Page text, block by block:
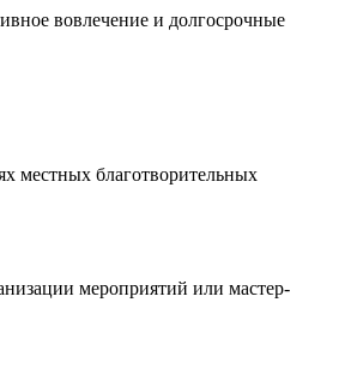
вовлечение и долгосрочные
местных благотворительных
мероприятий или мастер-